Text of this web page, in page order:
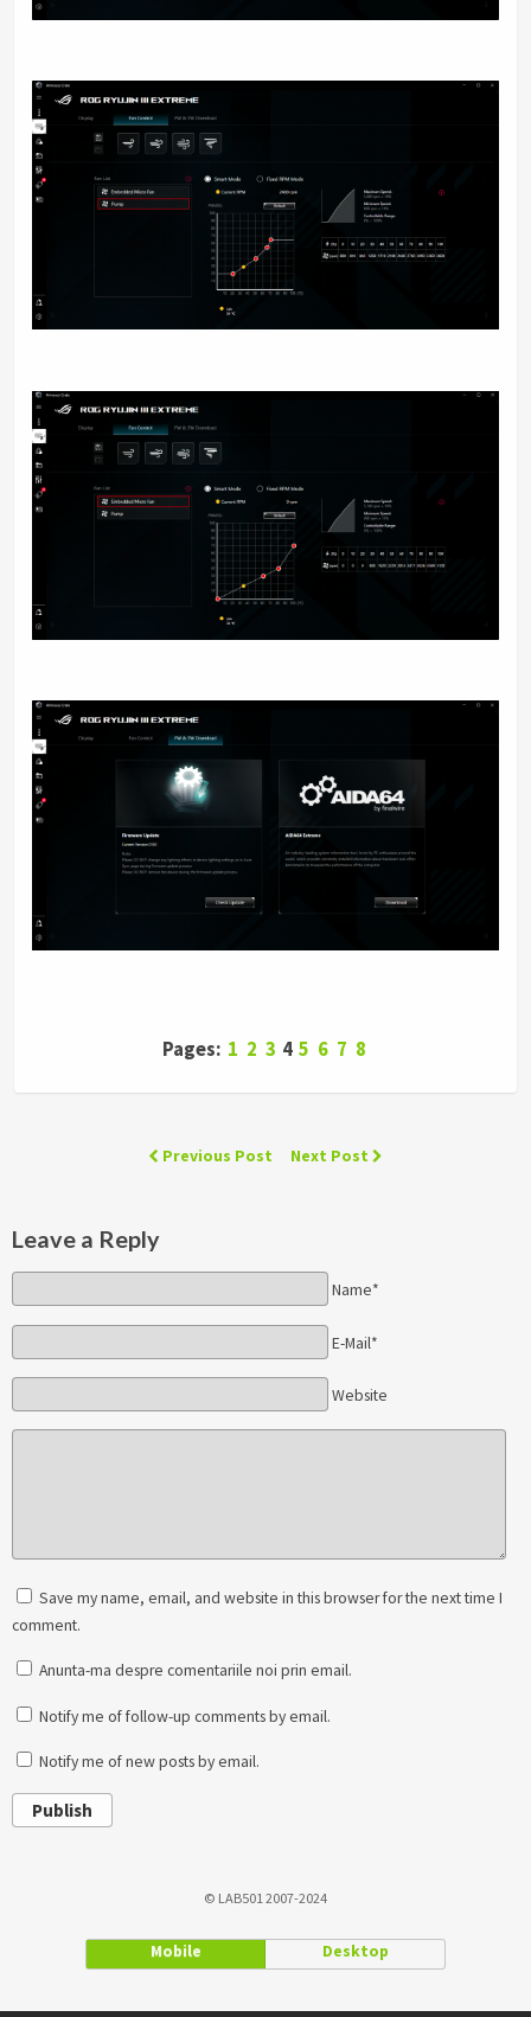
Pages: 1 2 3 4 5 6 7 8
Previous Post Next Post
Leave a Reply
Name*
E-Mail*
Website
Save my name, email, and website in this browser for the next time I
comment.
Anunta-ma despre comentariile noi prin email.
Notify me of follow-up comments by email.
Notify me of new posts by email.
Publish
© LAB501 2007-2024
Mobile Desktop